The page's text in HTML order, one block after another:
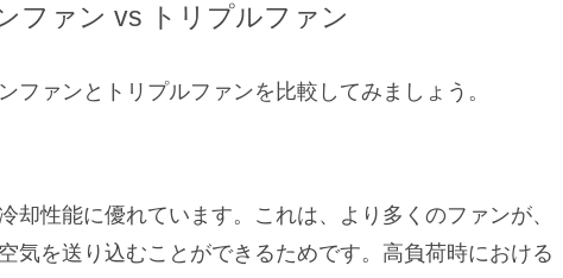
ファン vs トリプルファン
ァンとトリプルファンを比較してみましょう。
却性能に優れています。これは、より多くのファンが、
気を送り込むことができるためです。高負荷時における